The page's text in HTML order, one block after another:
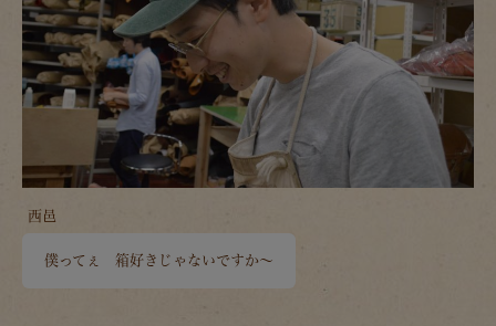
西邑
僕ってぇ 箱好きじゃないですか～